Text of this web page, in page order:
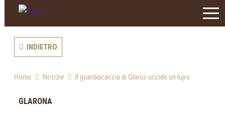
INDIETRO
Home Notizie Il guardiacaccia di Glarus uccide un lupo
GLARONA